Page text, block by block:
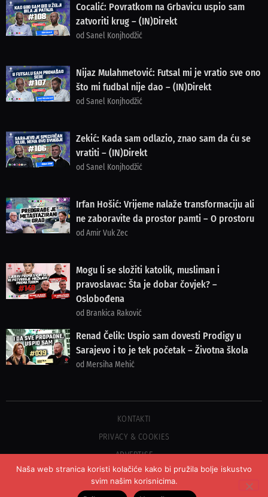
Cocalić: Povratkom na Grbavicu uspio sam
zatvoriti krug – (IN)Direkt
od Sanel Konjhodžić
Nijaz Mulahmetović: Futsal mi je vratio sve ono
što mi fudbal nije dao – (IN)Direkt
od Sanel Konjhodžić
Zekić: Kada sam odlazio, znao sam da ću se
vratiti – (IN)Direkt
od Sanel Konjhodžić
Irfan Hošić: Vrijeme nalaže transformaciju ali
ne zaboravite da prostor pamti – O prostoru
od Amir Vuk Zec
Mogu li se složiti katolik, musliman i
pravoslavac: Šta je dobar čovjek? –
Oslobođena
od Brankica Raković
Renad Čelik: Uspio sam dovesti Prodigy u
Sarajevo i to je tek početak – Životna škola
od Mersiha Mehić
©2023 COPYRIGHT OSLOBOĐENJE - SVA PRAVA PRIDRŽANA
KONTAKTI
PRIVACY & COOKIES
ADVERTISE
Naša web stranica koristi kolačiće kako bi pružila bolje iskustvo
svim našim korisnicima.